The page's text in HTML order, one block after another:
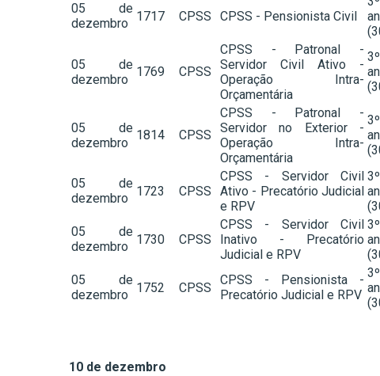
05 de
dezembro 1717 CPSS CPSS - Pensionista Civil
05 de
dezembro
1769 CPSS
CPSS - Patronal -
Servidor Civil Ativo -
Operação Intra-
Orçamentária
05 de
dezembro
1814 CPSS
CPSS - Patronal -
Servidor no Exterior -
Operação Intra-
Orçamentária
05 de
dezembro 1723 CPSS
CPSS - Servidor Civil
Ativo - Precatório Judicial
e RPV
05 de
dezembro 1730 CPSS
CPSS - Servidor Civil
Inativo - Precatório
Judicial e RPV
05 de
dezembro 1752 CPSS
CPSS - Pensionista -
Precatório Judicial e RPV
10 de dezembro